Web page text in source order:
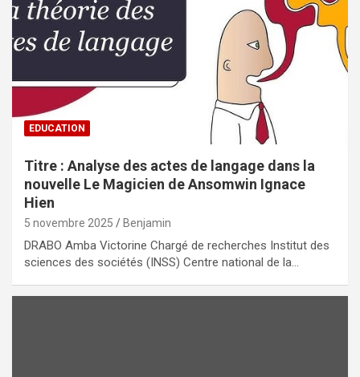
EDUCATION
Titre : Analyse des actes de langage dans la
nouvelle Le Magicien de Ansomwin Ignace
Hien
5 novembre 2025 Benjamin
DRABO Amba Victorine Chargé de recherches Institut des
sciences des sociétés (INSS) Centre national de la…